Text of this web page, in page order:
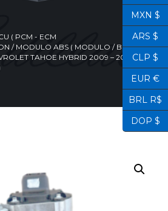
( PCM - ECM
/ MODULO ABS ( MODULO / BOMBA
TAHOE HYBRID 2009 – 2014 (
MXN $
ARS $
CLP $
EUR €
BRL R$
DOP $